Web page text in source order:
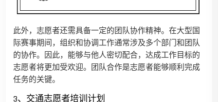
此外，志愿者还需具备一定的团队协作精神。在大型国
际赛事期间，组织和协调工作通常涉及多个部门和团队
的协作。因此，能够与他人密切配合，达成工作目标的
志愿者将更加受欢迎。团队合作是志愿者能够顺利完成
任务的关键。
3、交通志愿者培训计划